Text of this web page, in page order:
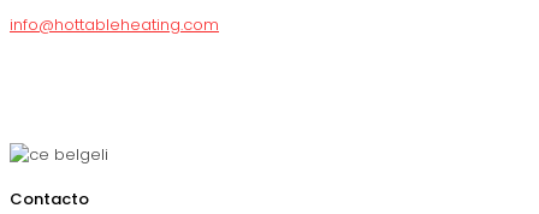
info@hottableheating.com
Contacto